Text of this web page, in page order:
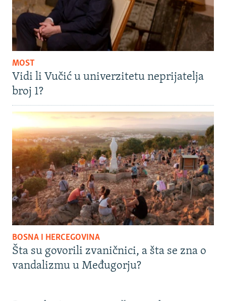
MOST
Vidi li Vučić u univerzitetu neprijatelja
broj 1?
BOSNA I HERCEGOVINA
Šta su govorili zvaničnici, a šta se zna o
vandalizmu u Međugorju?